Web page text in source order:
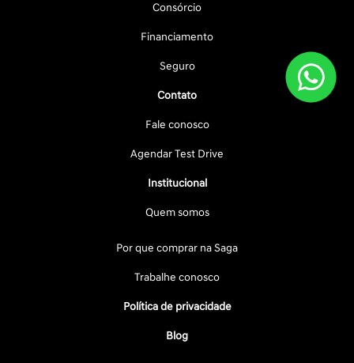
Consórcio
Financiamento
Seguro
Contato
Fale conosco
Agendar Test Drive
Institucional
Quem somos
Por que comprar na Saga
Trabalhe conosco
Política de privacidade
Blog